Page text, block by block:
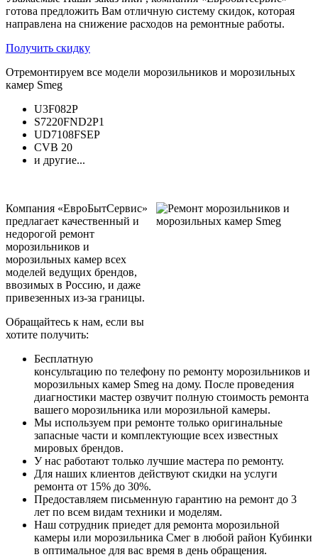
готова предложить Вам отличную систему скидок, которая
направлена на снижение расходов на ремонтные работы.
Получить скидку
Отремонтируем все модели морозильников и морозильных
камер Smeg
U3F082P
S7220FND2P1
UD7108FSEP
CVB 20
и другие...
Компания «ЕвроБытСервис»
предлагает качественный и
недорогой ремонт
морозильников и
морозильных камер всех
моделей ведущих брендов,
ввозимых в Россию, и даже
привезенных из-за границы.
Обращайтесь к нам, если вы
хотите получить:
Бесплатную
консультацию по телефону по ремонту морозильников и
морозильных камер Smeg на дому. После проведения
диагностики мастер озвучит полную стоимость ремонта
вашего морозильника или морозильной камеры.
Мы используем при ремонте только оригинальные
запасные части и комплектующие всех известных
мировых брендов.
У нас работают только лучшие мастера по ремонту.
Для наших клиентов действуют скидки на услуги
ремонта от 15% до 30%.
Предоставляем письменную гарантию на ремонт до 3
лет по всем видам техники и моделям.
Наш сотрудник приедет для ремонта морозильной
камеры или морозильника Смег в любой район Кубинки
в оптимальное для вас время в день обращения.